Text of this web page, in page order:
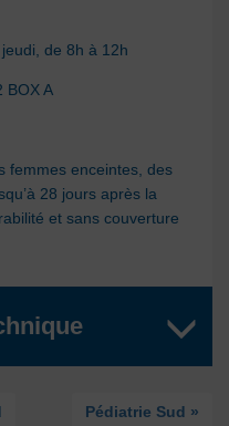
de 8h à 12h
BOX A
femmes enceintes, des
28 jours après la
et sans couverture
Pédiatrie Sud »